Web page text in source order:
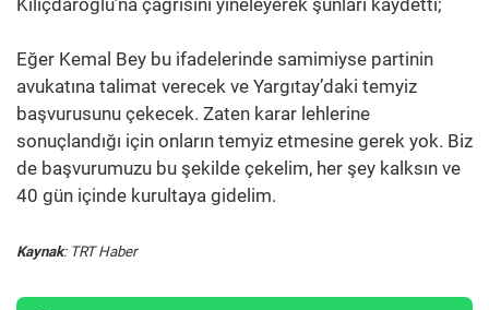
Eğer Kemal Bey bu ifadelerinde samimiyse partinin
avukatına talimat verecek ve Yargıtay’daki temyiz
başvurusunu çekecek. Zaten karar lehlerine
sonuçlandığı için onların temyiz etmesine gerek yok. Biz
de başvurumuzu bu şekilde çekelim, her şey kalksın ve
40 gün içinde kurultaya gidelim.
Kaynak: TRT Haber